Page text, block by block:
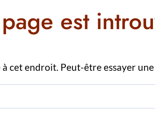
est
cet endroit. Peut-être essayer